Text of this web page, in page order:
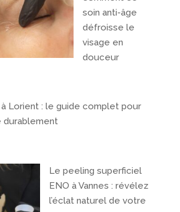
soin anti-âge
défroisse le
visage en
douceur
Lorient : le guide complet pour
durablement
Le peeling superficiel
ENO à Vannes : révélez
l’éclat naturel de votre